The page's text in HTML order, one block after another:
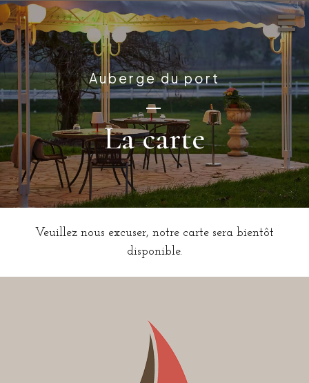
Auberge du port
—
La carte
Veuillez nous excuser, notre carte sera bientôt
disponible.